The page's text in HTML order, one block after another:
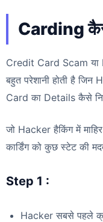
Carding कैसे
Credit Card Scam या
बहुत परेशानी होती है जिन
Card का Details कैसे
जो Hacker हैकिंग में
कार्डिंग को कुछ स्टेट की
Step 1 :
Hacker सबसे पहले